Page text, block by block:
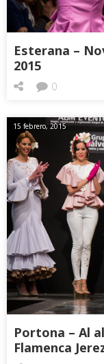
Esterana –
2015
0
15 febrero, 2015
Portona – Al
Flamenca